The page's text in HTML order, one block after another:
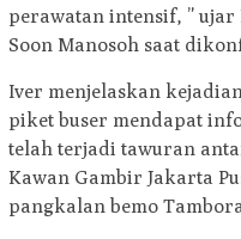
perawatan intensif, ”
Soon Manosoh saat
Iver menjelaskan
piket buser mendapat
telah terjadi tawuran
Kawan Gambir Jakarta
pangkalan bemo